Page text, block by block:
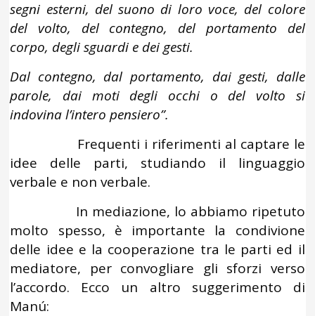
segni esterni, del suono di loro voce, del colore
del volto, del contegno, del portamento del
corpo, degli sguardi e dei gesti.
Dal contegno, dal portamento, dai gesti, dalle
parole, dai moti degli occhi o del volto si
indovina l’intero pensiero”.
Frequenti i riferimenti al captare le
idee delle parti, studiando il linguaggio
verbale e non verbale.
In mediazione, lo abbiamo ripetuto
molto spesso, è importante la condivione
delle idee e la cooperazione tra le parti ed il
mediatore, per convogliare gli sforzi verso
l’accordo. Ecco un altro suggerimento di
Manú: